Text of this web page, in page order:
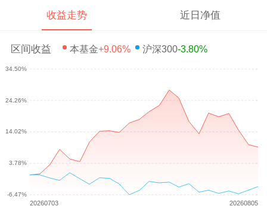
收益走势 近日净值
区间收益 本基金+9.06% 沪深300-3.80%